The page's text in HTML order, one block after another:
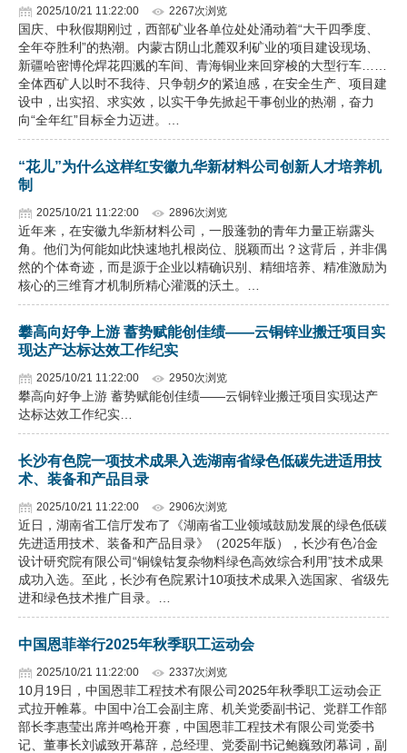
2025/10/21 11:22:00 2267次浏览
国庆、中秋假期刚过，西部矿业各单位处处涌动着“大干四季度、
全年夺胜利”的热潮。内蒙古阴山北麓双利矿业的项目建设现场、
新疆哈密博伦焊花四溅的车间、青海铜业来回穿梭的大型行车……
全体西矿人以时不我待、只争朝夕的紧迫感，在安全生产、项目建
设中，出实招、求实效，以实干争先掀起干事创业的热潮，奋力
向“全年红”目标全力迈进。…
“花儿”为什么这样红安徽九华新材料公司创新人才培养机
制
2025/10/21 11:22:00 2896次浏览
近年来，在安徽九华新材料公司，一股蓬勃的青年力量正崭露头
角。他们为何能如此快速地扎根岗位、脱颖而出？这背后，并非偶
然的个体奇迹，而是源于企业以精确识别、精细培养、精准激励为
核心的三维育才机制所精心灌溉的沃土。…
攀高向好争上游 蓄势赋能创佳绩——云铜锌业搬迁项目实
现达产达标达效工作纪实
2025/10/21 11:22:00 2950次浏览
攀高向好争上游 蓄势赋能创佳绩——云铜锌业搬迁项目实现达产
达标达效工作纪实…
长沙有色院一项技术成果入选湖南省绿色低碳先进适用技
术、装备和产品目录
2025/10/21 11:22:00 2906次浏览
近日，湖南省工信厅发布了《湖南省工业领域鼓励发展的绿色低碳
先进适用技术、装备和产品目录》（2025年版），长沙有色冶金
设计研究院有限公司“铜镍钴复杂物料绿色高效综合利用”技术成果
成功入选。至此，长沙有色院累计10项技术成果入选国家、省级先
进和绿色技术推广目录。…
中国恩菲举行2025年秋季职工运动会
2025/10/21 11:22:00 2337次浏览
10月19日，中国恩菲工程技术有限公司2025年秋季职工运动会正
式拉开帷幕。中国中冶工会副主席、机关党委副书记、党群工作部
部长李惠莹出席并鸣枪开赛，中国恩菲工程技术有限公司党委书
记、董事长刘诚致开幕辞，总经理、党委副书记鲍巍致闭幕词，副